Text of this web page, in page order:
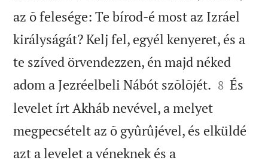
az õ felesége: Te bírod-é most az Izráel
királyságát? Kelj fel, egyél kenyeret, és a
te szíved örvendezzen, én majd néked
adom a Jezréelbeli Nábót szõlõjét. 

8 És
levelet írt Akháb nevével, a melyet
megpecsételt az õ gyûrûjével, és elküldé
azt a levelet a véneknek és a